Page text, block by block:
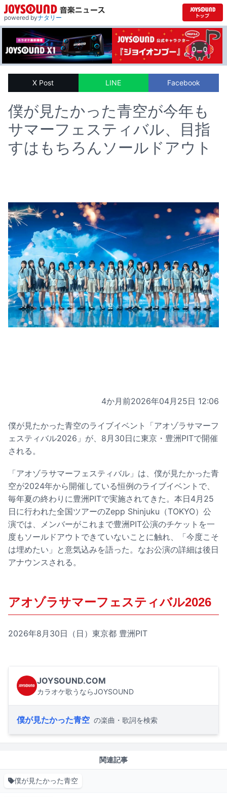
powered byナタリー
X Post LINE Facebook
僕が見たかった青空が今年も
サマーフェスティバル、目指
すはもちろんソールドアウト
4か月前2026年04月25日 12:06
僕が見たかった青空のライブイベント「アオゾラサマーフ
ェスティバル2026」が、8月30日に東京・豊洲PITで開催
される。
「アオゾラサマーフェスティバル」は、僕が見たかった青
空が2024年から開催している恒例のライブイベントで、
毎年夏の終わりに豊洲PITで実施されてきた。本日4月25
日に行われた全国ツアーのZepp Shinjuku（TOKYO）公
演では、メンバーがこれまで豊洲PIT公演のチケットを一
度もソールドアウトできていないことに触れ、「今度こそ
は埋めたい」と意気込みを語った。なお公演の詳細は後日
アナウンスされる。
アオゾラサマーフェスティバル2026
2026年8月30日（日）東京都 豊洲PIT
JOYSOUND.COM
カラオケ歌うならJOYSOUND
僕が見たかった青空 の楽曲・歌詞を検索
関連記事
僕が見たかった青空